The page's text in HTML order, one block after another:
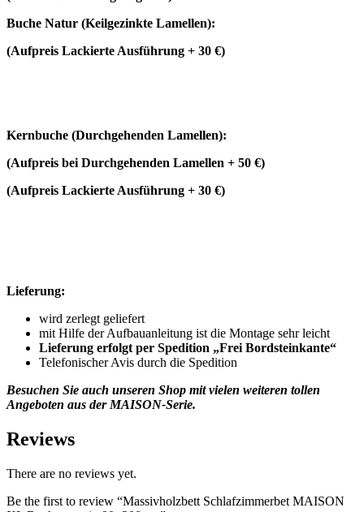
Buche Natur (Keilgezinkte Lamellen):
(Aufpreis Lackierte Ausführung + 30 €)
Kernbuche (Durchgehenden Lamellen):
(Aufpreis bei Durchgehenden Lamellen + 50 €)
(Aufpreis Lackierte Ausführung + 30 €)
Lieferung:
wird zerlegt geliefert
mit Hilfe der Aufbauanleitung ist die Montage sehr leicht
Lieferung erfolgt per Spedition „Frei Bordsteinkante“
Telefonischer Avis durch die Spedition
Besuchen Sie auch unseren Shop mit vielen weiteren tollen
Angeboten aus der MAISON-Serie.
Reviews
There are no reviews yet.
Be the first to review “Massivholzbett Schlafzimmerbet MAISON